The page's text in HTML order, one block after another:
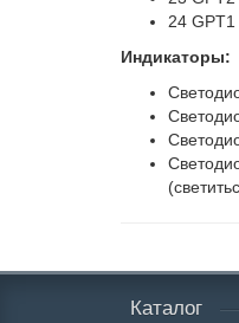
24 GPT1
Индикаторы:
Каталог